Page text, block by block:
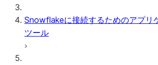
Snowflakeに接続するためのアプリ
ツール